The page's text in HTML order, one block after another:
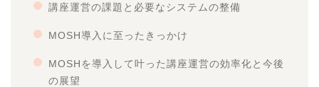
講座運営の課題と必要なシステムの整備
MOSH導入に至ったきっかけ
MOSHを導入して叶った講座運営の効率化と今後
の展望